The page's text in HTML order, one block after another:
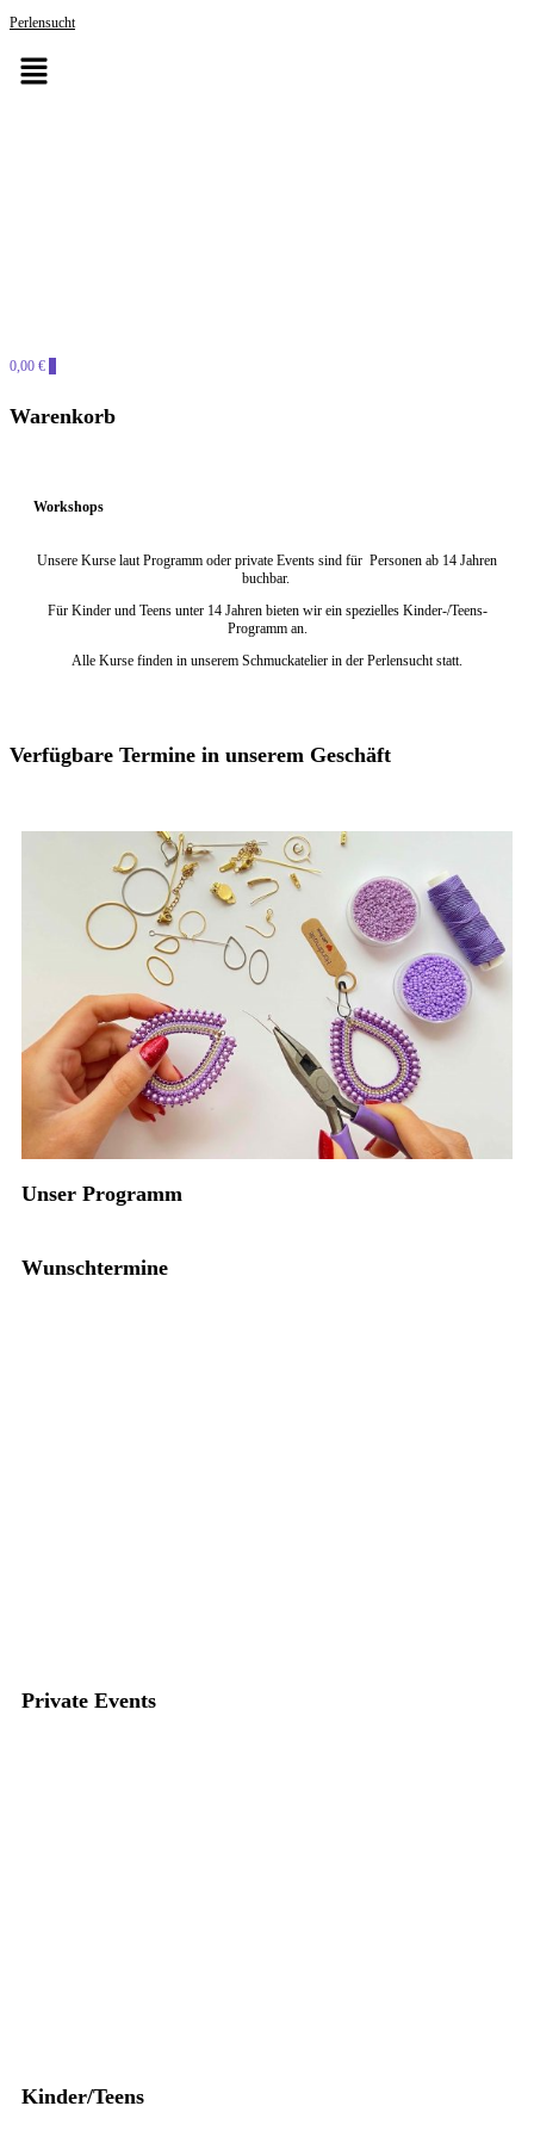
Perlensucht
PERLENSUCHT
0,00 €
Warenkorb
Workshops
Unsere Kurse laut Programm oder private Events sind für Personen ab 14 Jahren
buchbar.
Für Kinder und Teens unter 14 Jahren bieten wir ein spezielles Kinder-/Teens-
Programm an.
Alle Kurse finden in unserem Schmuckatelier in der Perlensucht statt.
Verfügbare Termine in unserem Geschäft
Unser Programm
Wunschtermine
Private Events
Kinder/Teens